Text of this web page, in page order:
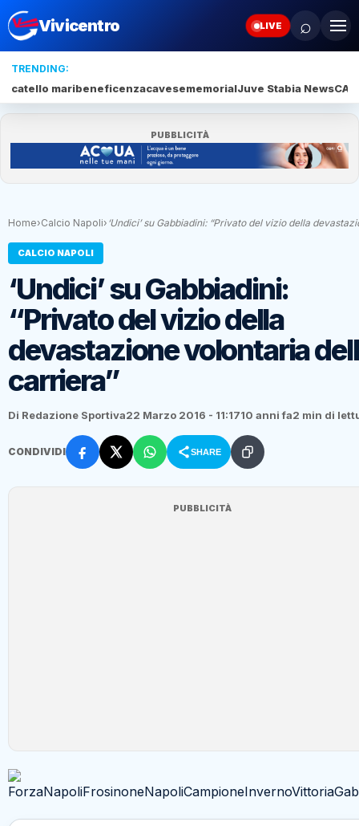
Vivicentro LIVE ⌕
TRENDING:
catello maribeneficenzacavesememorialJuve Stabia News
PUBBLICITÀ
Home›Calcio Napoli› ‘Undici’ su Gabbiadini: “Privato del vizio della
CALCIO NAPOLI
‘Undici’ su Gabbiadini:
“Privato del vizio della
devastazione volontaria
carriera”
Di Redazione Sportiva22 Marzo 2016 - 11:1710 anni fa2 min di
CONDIVIDI SHARE
PUBBLICITÀ